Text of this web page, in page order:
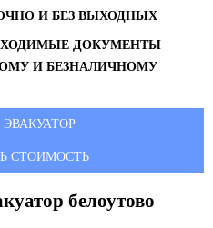
И БЕЗ ВЫХОДНЫХ
ДОКУМЕНТЫ
И БЕЗНАЛИЧНОМУ
СТОИМОСТЬ
белоутово